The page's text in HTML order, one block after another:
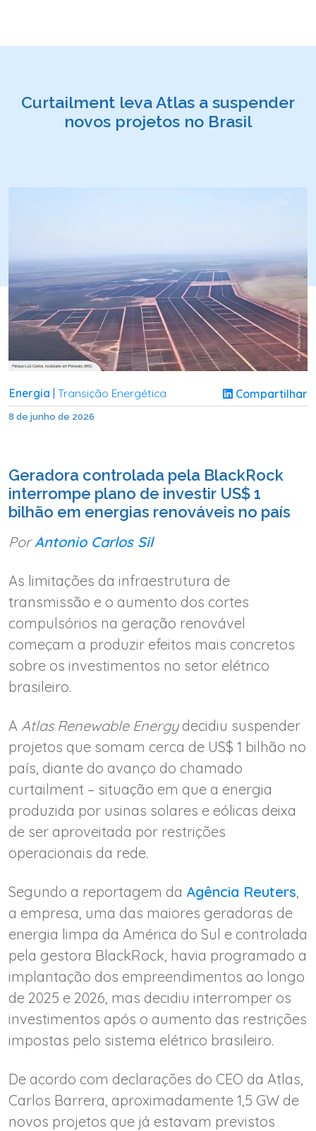
Curtailment leva Atlas a suspender
novos projetos no Brasil
Energia Transição Energética Compartilhar
8 de junho de 2026
Geradora controlada pela BlackRock
interrompe plano de investir US$ 1
bilhão em energias renováveis no país
PorAntonio Carlos Sil
As limitações da infraestrutura de
transmissão e o aumento dos cortes
compulsórios na geração renovável
começam a produzir efeitos mais concretos
sobre os investimentos no setor elétrico
brasileiro.
A Atlas Renewable Energydecidiu suspender
projetos que somam cerca de US$ 1 bilhão no
país, diante do avanço do chamado
curtailment – situação em que a energia
produzida por usinas solares e eólicas deixa
de ser aproveitada por restrições
operacionais da rede.
Segundo a reportagem da Agência Reuters
a empresa, uma das maiores geradoras de
energia limpa da América do Sul e controlada
pela gestora BlackRock, havia programado a
implantação dos empreendimentos ao longo
de 2025 e 2026, mas decidiu interromper os
investimentos após o aumento das restrições
impostas pelo sistema elétrico brasileiro.
De acordo com declarações do CEO da Atlas,
Carlos Barrera, aproximadamente 1,5 GW de
novos projetos que já estavam previstos